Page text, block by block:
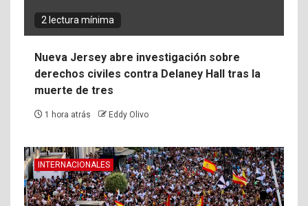
2 lectura mínima
Nueva Jersey abre investigación sobre
derechos civiles contra Delaney Hall tras la
muerte de tres
1 hora atrás Eddy Olivo
INTERNACIONALES